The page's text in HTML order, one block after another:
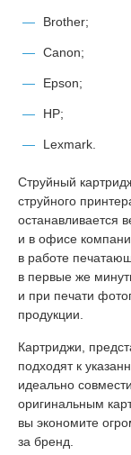
Brother;
Canon;
Epson;
HP;
Lexmark.
Струйный
струйного
останавливается
и в офисе
в работе
в первые же
и при печати
продукции.
Картриджи,
подходят к
идеально
оригинальным
вы экономите
за бренд.